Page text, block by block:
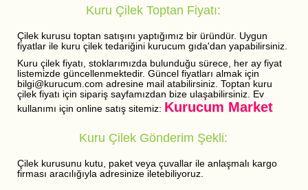
Kuru Çilek Toptan Fiyatı:
Çilek kurusu toptan satışını yaptığımız bir üründür. Uygun
fiyatlar ile kuru çilek tedariğini kurucum gıda'dan yapabilirsiniz.
Kuru çilek fiyatı, stoklarımızda bulunduğu sürece, her ay fiyat
listemizde güncellenmektedir. Güncel fiyatları almak için
bilgi@kurucum.com adresine mail atabilirsiniz. Toptan kuru
çilek fiyatı için sipariş sayfamızdan bize ulaşabilirsiniz. Ev
kullanımı için online satış sitemiz: Kurucum Market
Kuru Çilek Gönderim Şekli:
Çilek kurusunu kutu, paket veya çuvallar ile anlaşmalı kargo
firması aracılığıyla adresinize iletebiliyoruz.